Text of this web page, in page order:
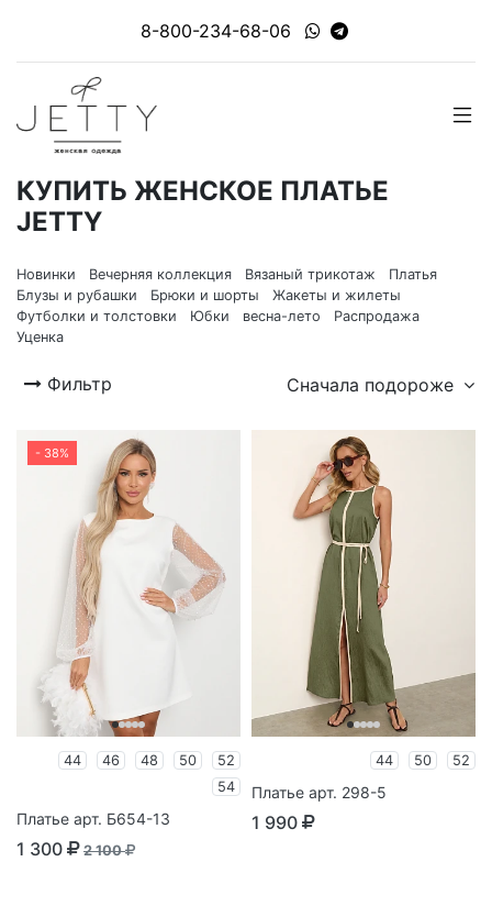
8-800-234-68-06
КУПИТЬ ЖЕНСКОЕ ПЛАТЬЕ
JETTY
Новинки Вечерняя коллекция Вязаный трикотаж
Платья
Блузы и рубашки
Брюки и шорты
Жакеты и жилеты
Футболки и толстовки
Юбки весна-лето
Распродажа
Уценка
Фильтр Сначала подороже
- 38%
44 46 48 50
52
54
Платье арт. Б654-13
1 300 2 100
44 50 52
Платье арт. 298-5
1 990